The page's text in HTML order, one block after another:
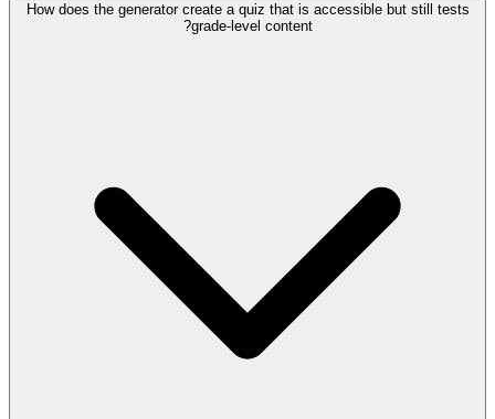
How does the generator create a quiz that is accessible but still tests
grade-level content?